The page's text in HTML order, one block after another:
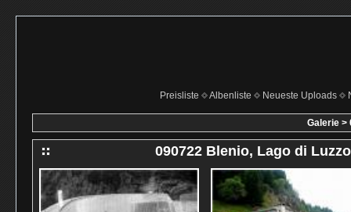
Preisliste Albenliste Neueste Uploads
Galerie >
090722 Blenio, Lago di